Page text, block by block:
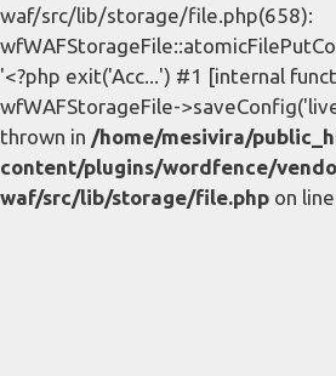
waf/src/lib/storage/file.php(658):
'<?php exit('Acc...') #1 [internal
wfWAFStorageFile-
thrown in /home/mesivira/
content/plugins/wordfence/
waf/src/lib/storage/file.php on line